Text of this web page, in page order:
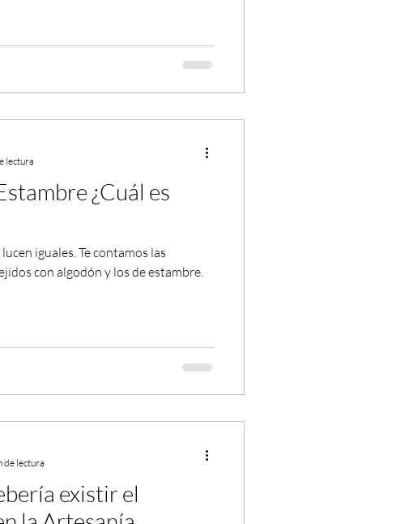
¿Cuál es
iguales. Te contamos las
con algodón y los de estambre.
lectura
existir el
de lectura